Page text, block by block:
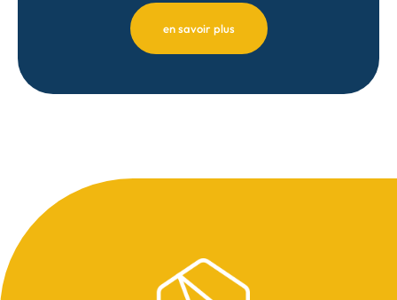
en savoir plus
Pied